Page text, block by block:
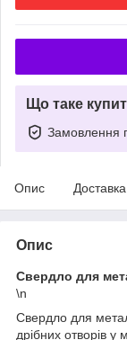
Що таке
Замовлення
Опис Доставка
Опис
Свердло для
\n
Свердло для
дрібних отворів у